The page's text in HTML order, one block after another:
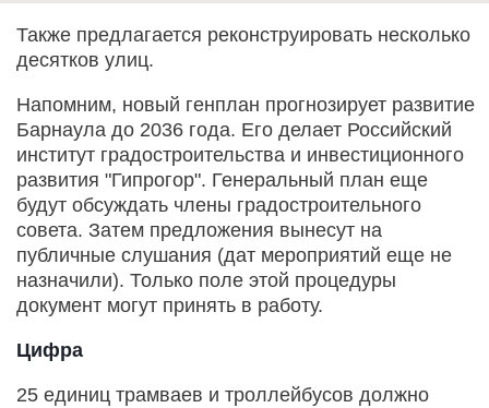
Также предлагается реконструировать несколько
десятков улиц.
Напомним, новый генплан прогнозирует развитие
Барнаула до 2036 года. Его делает Российский
институт градостроительства и инвестиционного
развития "Гипрогор". Генеральный план еще
будут обсуждать члены градостроительного
совета. Затем предложения вынесут на
публичные слушания (дат мероприятий еще не
назначили). Только поле этой процедуры
документ могут принять в работу.
Цифра
25 единиц трамваев и троллейбусов должно